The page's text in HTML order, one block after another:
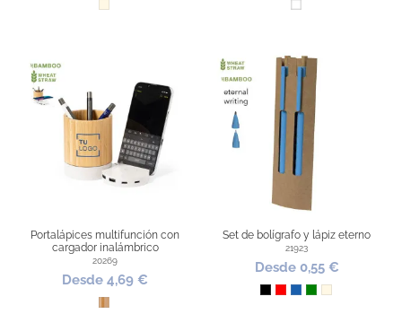
Natural Blanco
Portalápices multifunción con
cargador inalámbrico
20269
Desde 4,69 €
Bambú
Set de bolígrafo y lápiz eterno
21923
Desde 0,55 €
Negro
RojoAzulVerdeNatural